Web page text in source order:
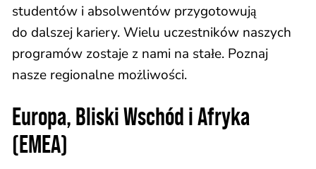
studentów i absolwentów przygotowują
do dalszej kariery. Wielu uczestników naszych
programów zostaje z nami na stałe. Poznaj
nasze regionalne możliwości.
Europa, Bliski Wschód i Afryka
(EMEA)